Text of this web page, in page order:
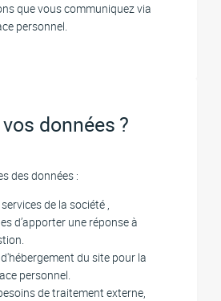
que vous communiquez via
personnel.
données ?
des données :
de la société ,
d’apporter une réponse à
du site pour la
personnel.
de traitement externe,